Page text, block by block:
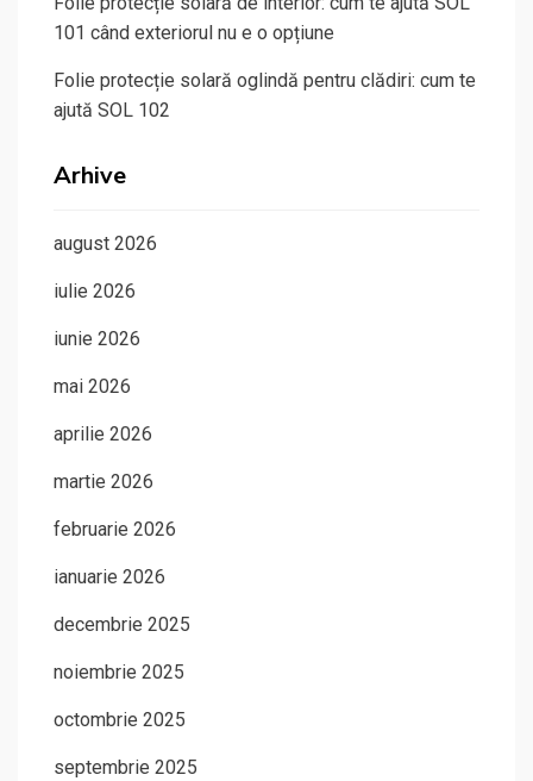
101 când exteriorul nu e o opțiune
Folie protecție solară oglindă pentru clădiri: cum te
ajută SOL 102
Arhive
august 2026
iulie 2026
iunie 2026
mai 2026
aprilie 2026
martie 2026
februarie 2026
ianuarie 2026
decembrie 2025
noiembrie 2025
octombrie 2025
septembrie 2025